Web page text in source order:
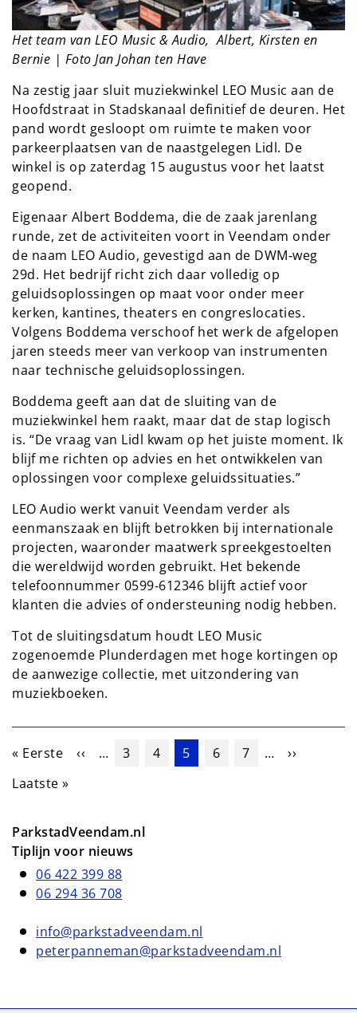
Het team van LEO Music & Audio, Albert, Kirsten en
Bernie | Foto Jan Johan ten Have
Na zestig jaar sluit muziekwinkel LEO Music aan de
Hoofdstraat in Stadskanaal definitief de deuren. Het
pand wordt gesloopt om ruimte te maken voor
parkeerplaatsen van de naastgelegen Lidl. De
winkel is op zaterdag 15 augustus voor het laatst
geopend.
Eigenaar Albert Boddema, die de zaak jarenlang
runde, zet de activiteiten voort in Veendam onder
de naam LEO Audio, gevestigd aan de DWM‑weg
29d. Het bedrijf richt zich daar volledig op
geluidsoplossingen op maat voor onder meer
kerken, kantines, theaters en congreslocaties.
Volgens Boddema verschoof het werk de afgelopen
jaren steeds meer van verkoop van instrumenten
naar technische geluidsoplossingen.
Boddema geeft aan dat de sluiting van de
muziekwinkel hem raakt, maar dat de stap logisch
is. “De vraag van Lidl kwam op het juiste moment. Ik
blijf me richten op advies en het ontwikkelen van
oplossingen voor complexe geluidssituaties.”
LEO Audio werkt vanuit Veendam verder als
eenmanszaak en blijft betrokken bij internationale
projecten, waaronder maatwerk spreekgestoelten
die wereldwijd worden gebruikt. Het bekende
telefoonnummer 0599‑612346 blijft actief voor
klanten die advies of ondersteuning nodig hebben.
Tot de sluitingsdatum houdt LEO Music
zogenoemde Plunderdagen met hoge kortingen op
de aanwezige collectie, met uitzondering van
muziekboeken.
Paginering
Eerste pagina
« Eerste Vorige pagina
‹‹ … Pagina
3 Pagina
4 Huidige pagina
5 Pagina
6 Pagina
7 … Volgende
››
Laatste pagina
Laatste »
ParkstadVeendam.nl
Tiplijn voor nieuws
06 422 399 88
06 294 36 708
info@parkstadveendam.nl
peterpanneman@parkstadveendam.nl